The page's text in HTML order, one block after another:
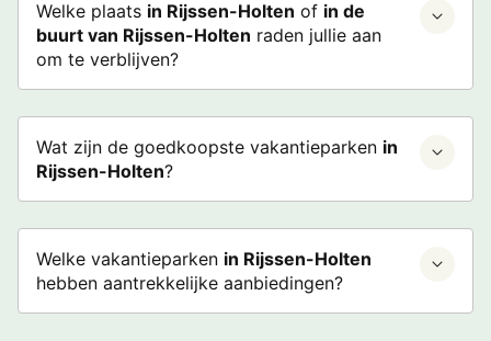
Welke plaats in Rijssen-Holten of in de
buurt van Rijssen-Holten raden jullie aan
om te verblijven?
Wat zijn de goedkoopste vakantieparken in
Rijssen-Holten?
Welke vakantieparken in Rijssen-Holten
hebben aantrekkelijke aanbiedingen?